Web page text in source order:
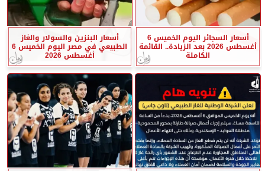
أسعار السجائر اليوم الخميس 6
أغسطس 2026 بعد الزيادة.. القائمة
الكاملة
أسعار البنزين والسولار والغاز
الطبيعي في مصر اليوم الخميس 6
أغسطس 2026